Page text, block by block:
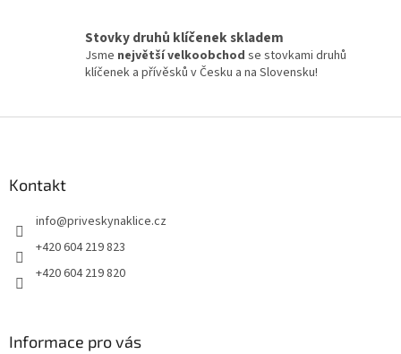
Stovky druhů klíčenek skladem
Jsme největší velkoobchod se stovkami druhů
klíčenek a přívěsků v Česku a na Slovensku!
Kontakt
info@priveskynaklice.cz
+420 604 219 823
+420 604 219 820
Informace pro vás